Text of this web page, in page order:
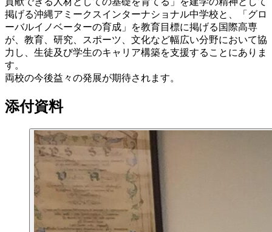
掲げる沖縄アミークスインターナショナル中学校と、「グロ
ーバルイノベーターの育成」を教育目標に掲げる国際高専
が、教育、研究、スポーツ、文化など幅広い分野において協
力し、生徒及び学生のキャリア構築を支援することにありま
す。
両校の今後益々の発展が期待されます。
添付資料